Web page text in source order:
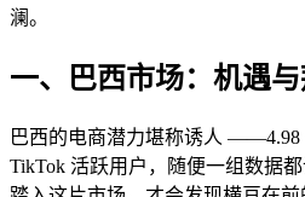
澜。
一、巴西市场：机遇
巴西的电商潜力堪称诱人 ——4.98
TikTok 活跃用户，随便一组数据